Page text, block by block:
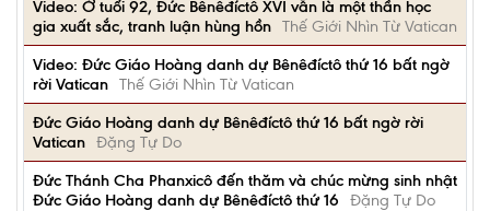
Video: Ở tuổi 92, Đức Bênêđíctô XVI vẫn là một thần học
gia xuất sắc, tranh luận hùng hồn Thế Giới Nhìn Từ Vatican
Video: Đức Giáo Hoàng danh dự Bênêđíctô thứ 16 bất ngờ
rời Vatican Thế Giới Nhìn Từ Vatican
Đức Giáo Hoàng danh dự Bênêđíctô thứ 16 bất ngờ rời
Vatican Đặng Tự Do
Đức Thánh Cha Phanxicô đến thăm và chúc mừng sinh nhật
Đức Giáo Hoàng danh dự Bênêđíctô thứ 16
Đặng Tự Do